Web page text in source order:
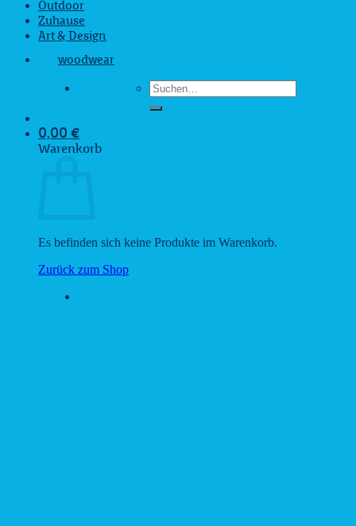
Outdoor
Zuhause
Art & Design
woodwear
Suchen
nach:
0,00 €
Warenkorb
Es befinden sich keine Produkte im Warenkorb.
Zurück zum Shop